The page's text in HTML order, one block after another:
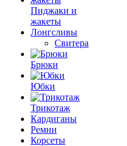
Пиджаки и
жакеты
Лонгсливы
Свитера
Брюки
Юбки
Трикотаж
Кардиганы
Ремни
Корсеты